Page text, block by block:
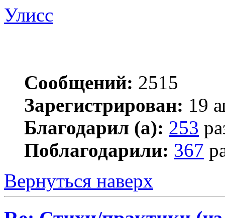
Улисс
Сообщений: 2515
Зарегистрирован: 19
Благодарил (а): 253
Поблагодарили: 367
Вернуться наверх